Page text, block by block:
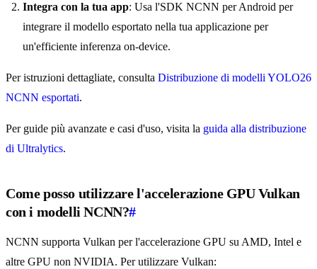
Integra con la tua app: Usa l'SDK NCNN per Android per
integrare il modello esportato nella tua applicazione per
un'efficiente inferenza on-device.
Per istruzioni dettagliate, consulta Distribuzione di modelli YOLO26
NCNN esportati.
Per guide più avanzate e casi d'uso, visita la guida alla distribuzione
di Ultralytics.
Come posso utilizzare l'accelerazione GPU Vulkan
con i modelli NCNN?#
NCNN supporta Vulkan per l'accelerazione GPU su AMD, Intel e
altre GPU non NVIDIA. Per utilizzare Vulkan: